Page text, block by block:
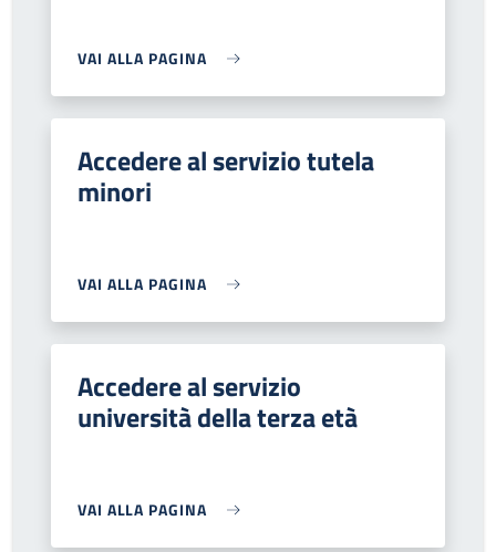
VAI ALLA PAGINA
Accedere al servizio tutela
minori
VAI ALLA PAGINA
Accedere al servizio
università della terza età
VAI ALLA PAGINA